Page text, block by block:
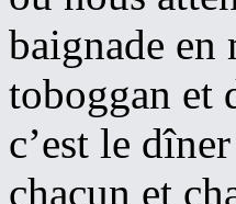
baignade en
toboggan et
c’est le
chacun et